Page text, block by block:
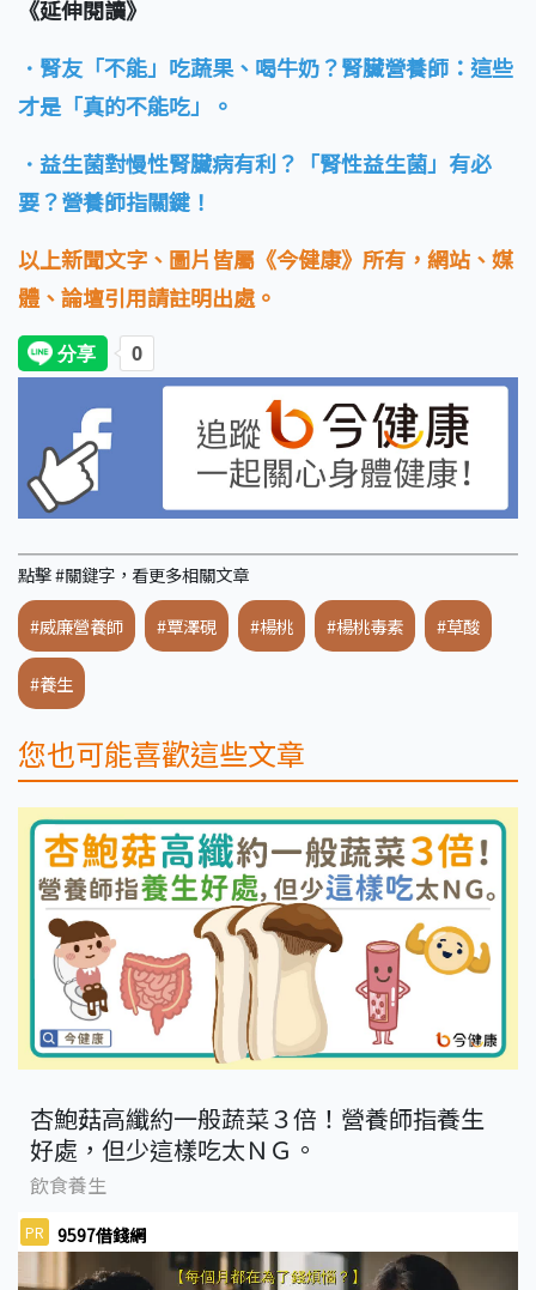
《延伸閱讀》
．腎友「不能」吃蔬果、喝牛奶？腎臟營養師：這些
才是「真的不能吃」。
．益生菌對慢性腎臟病有利？「腎性益生菌」有必
要？營養師指關鍵！
以上新聞文字、圖片皆屬《今健康》所有，網站、媒
體、論壇引用請註明出處。
點擊 #關鍵字，看更多相關文章
#威廉營養師 #覃澤硯 #楊桃 #楊桃毒素 #草酸
#養生
您也可能喜歡這些文章
杏鮑菇高纖約一般蔬菜３倍！營養師指養生
好處，但少這樣吃太ＮＧ。
飲食養生
PR 9597借錢網